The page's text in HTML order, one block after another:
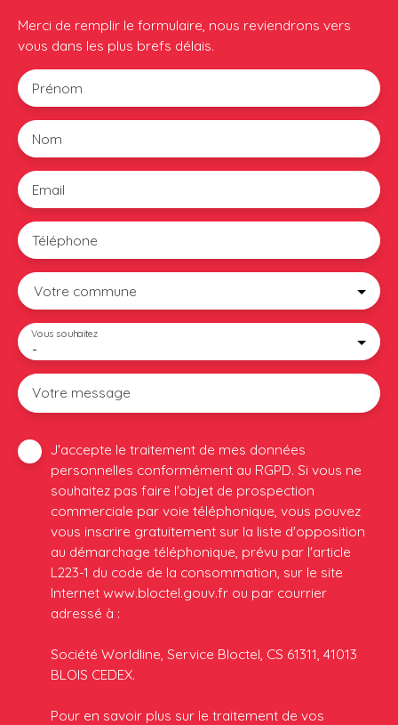
Merci de remplir le formulaire, nous reviendrons vers
vous dans les plus brefs délais.
Prénom
Nom
Email
Téléphone
Votre commune
-
Vous souhaitez
Votre message
J'accepte le traitement de mes données
personnelles conformément au RGPD. Si vous ne
souhaitez pas faire l'objet de prospection
commerciale par voie téléphonique, vous pouvez
vous inscrire gratuitement sur la liste d'opposition
au démarchage téléphonique, prévu par l'article
L223-1 du code de la consommation, sur le site
Internet www.bloctel.gouv.fr ou par courrier
adressé à :
Société Worldline, Service Bloctel, CS 61311, 41013
BLOIS CEDEX.
Pour en savoir plus sur le traitement de vos